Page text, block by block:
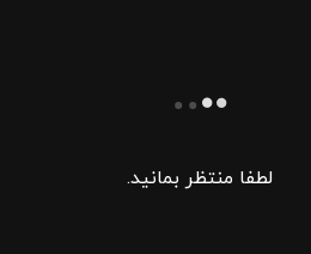
لطفا منتظر بمانید.